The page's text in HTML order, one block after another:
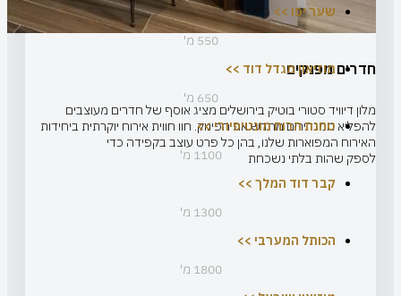
חדרים מפנקים
מלון דיוויד סטורי בוטיק בירושלים מציג אוסף של חדרים מעוצבים
להפליא המגדירים מחדש את הפינוק. חוו חווית אירוח יוקרתית ביחידות
האירוח המפוארות שלנו, בהן כל פרט עוצב בקפידה כדי
לספק שהות בלתי נשכחת
שער יפו >>
550 מ'
מוזיאון מגדל דוד >>
650 מ'
טחנת הרוח מונטיפיורי >>
1100 מ'
קבר דוד המלך >>
1300 מ'
הכותל המערבי >>
1800 מ'